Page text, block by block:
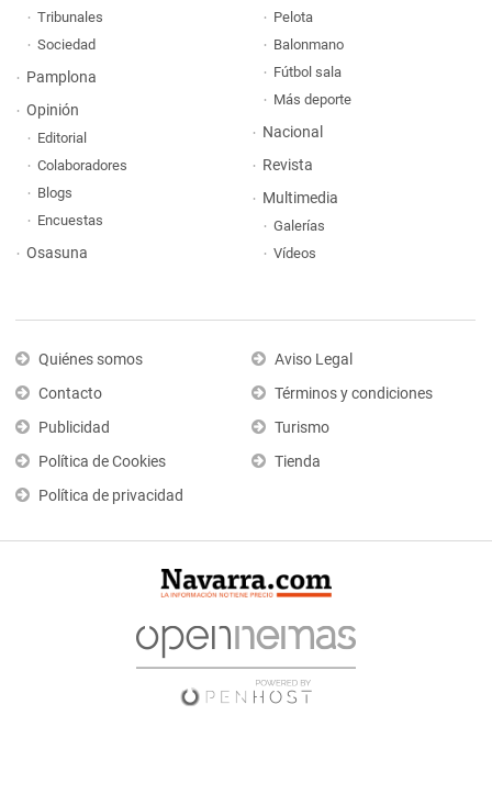
Tribunales
Sociedad
Pamplona
Opinión
Editorial
Colaboradores
Blogs
Encuestas
Osasuna
Pelota
Balonmano
Fútbol sala
Más deporte
Nacional
Revista
Multimedia
Galerías
Vídeos
Quiénes somos
Contacto
Publicidad
Política de Cookies
Política de privacidad
Aviso Legal
Términos y condiciones
Turismo
Tienda